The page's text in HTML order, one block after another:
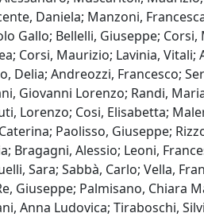
Daniela; Manzoni,
Gallo; Bellelli, Giuseppe;
Corsi, Maurizio; Lavinia,
Delia; Andreozzi, Francesco;
Giovanni Lorenzo; Randi,
Lorenzo; Cosi, Elisabetta;
Paolisso, Giuseppe;
Bragagni, Alessio; Leoni,
Sara; Sabbà, Carlo; Vella,
Giuseppe; Palmisano, Chiara
Anna Ludovica; Tiraboschi,